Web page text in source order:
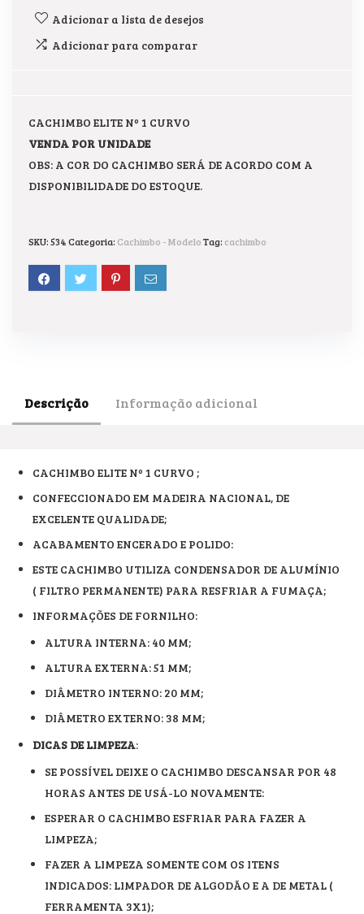
Adicionar a lista de desejos
Adicionar para comparar
CACHIMBO ELITE Nº 1 CURVO
VENDA POR UNIDADE
OBS: A COR DO CACHIMBO SERÁ DE ACORDO COM A
DISPONIBILIDADE DO ESTOQUE.
SKU:534Categoria: Cachimbo - ModeloTag: cachimbo
Descrição Informação adicional
CACHIMBO ELITE Nº 1 CURVO ;
CONFECCIONADO EM MADEIRA NACIONAL, DE
EXCELENTE QUALIDADE;
ACABAMENTO ENCERADO E POLIDO:
ESTE CACHIMBO UTILIZA CONDENSADOR DE ALUMÍNIO
( FILTRO PERMANENTE) PARA RESFRIAR A FUMAÇA;
INFORMAÇÕES DE FORNILHO:
ALTURA INTERNA: 40 MM;
ALTURA EXTERNA: 51 MM;
DIÂMETRO INTERNO: 20 MM;
DIÂMETRO EXTERNO: 38 MM;
DICAS DE LIMPEZA:
SE POSSÍVEL DEIXE O CACHIMBO DESCANSAR POR 48
HORAS ANTES DE USÁ-LO NOVAMENTE:
ESPERAR O CACHIMBO ESFRIAR PARA FAZER A
LIMPEZA;
FAZER A LIMPEZA SOMENTE COM OS ITENS
INDICADOS: LIMPADOR DE ALGODÃO E A DE METAL (
FERRAMENTA 3X1);